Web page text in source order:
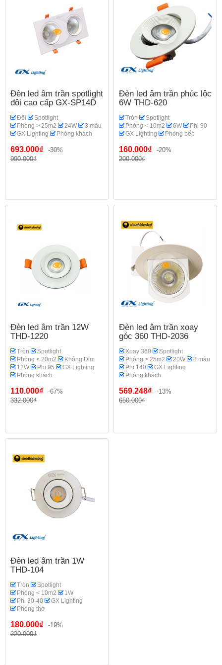
Đèn led âm trần spotlight
đôi cao cấp GX-SP14D
Đôi
Spotlight
Phòng > 25m2
24W
3 màu
GX Lighting
Phòng khách
693.000₫
-30%
990.000₫
Đèn led âm trần phúc lộc
6W THD-620
Tròn
Spotlight
Phòng < 10m2
6W
Phi 90
GX Lighting
Phòng bếp
160.000₫
-20%
200.000₫
Đèn led âm trần 12W
THD-1220
Tròn
Spotlight
Phòng < 20m2
Không Dim
12W
Phi 95
GX Lighting
Phòng khách
110.000₫
-67%
332.000₫
Đèn led âm trần xoay
góc 360 THD-2036
Xoay 360
Spotlight
Phòng > 25m2
20W
3 màu
Phi 140
GX Lighting
Phòng khách
569.248₫
-13%
650.000₫
Đèn led âm trần 1W
THD-104
Tròn
Spotlight
Phòng < 10m2
1W
Phi 30-40
GX Lighting
Phòng thờ
180.000₫
-19%
220.000₫